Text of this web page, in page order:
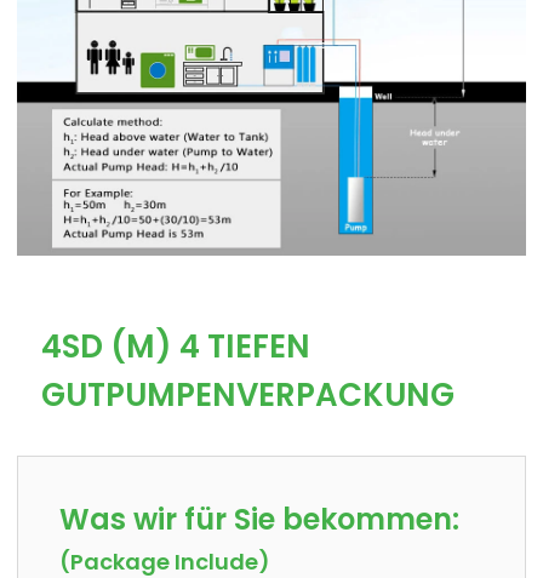
4SD (M) 4 TIEFEN
GUTPUMPENVERPACKUNG
Was wir für Sie bekommen:
(Package Include)